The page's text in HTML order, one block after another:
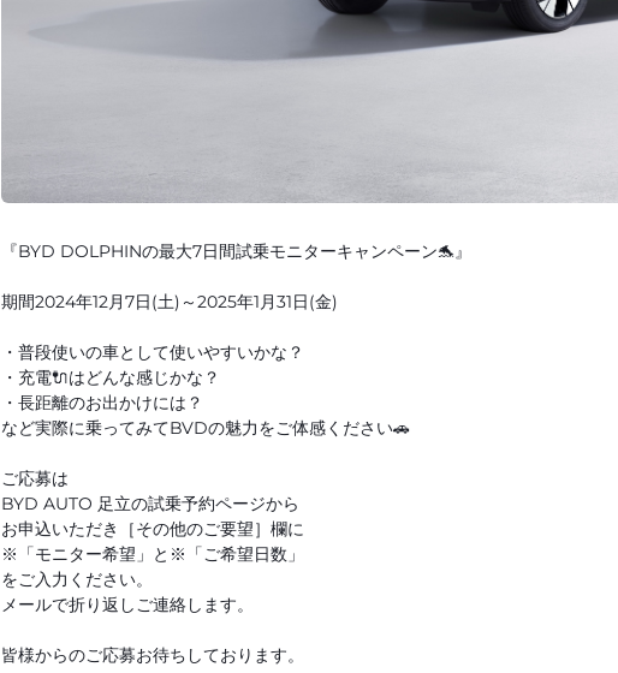
『BYD DOLPHINの最大7日間試乗モニターキャンペーン🐬』
期間2024年12月7日(土)～2025年1月31日(金)
・普段使いの車として使いやすいかな？
・充電🔌はどんな感じかな？
・長距離のお出かけには？
など実際に乗ってみてBVDの魅力をご体感ください🚗
ご応募は
BYD AUTO 足立の試乗予約ページから
お申込いただき［その他のご要望］欄に
※「モニター希望」と※「ご希望日数」
をご入力ください。
メールで折り返しご連絡します。
皆様からのご応募お待ちしております。